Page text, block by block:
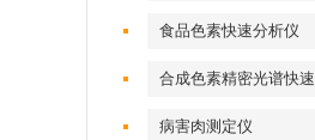
食品色素快速分析仪
合成色素精密光谱快
病害肉测定仪